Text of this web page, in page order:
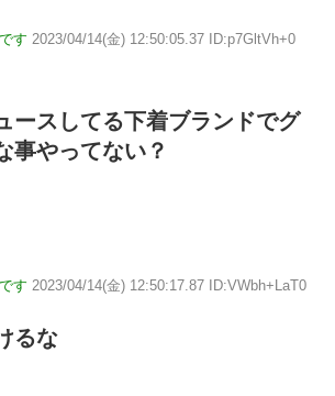
す 2023/04/14(金) 12:50:05.37 ID:p7GltVh+0
ースしてる下着ブランドでグ
事やってない？
す 2023/04/14(金) 12:50:17.87 ID:VWbh+LaT0
るな